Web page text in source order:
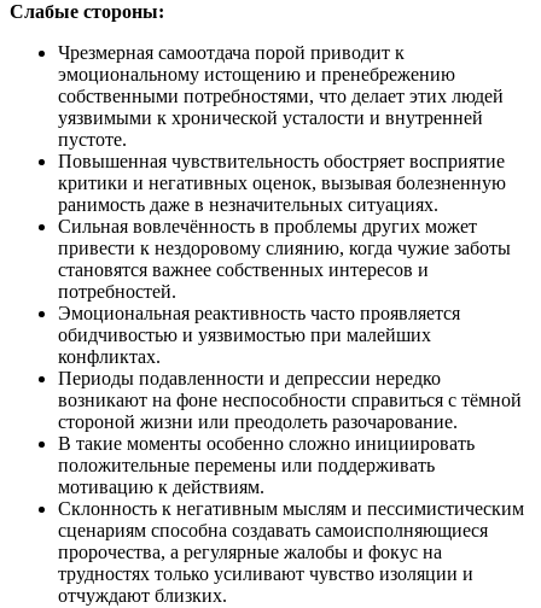
Слабые стороны:
Чрезмерная самоотдача порой приводит к
эмоциональному истощению и пренебрежению
собственными потребностями, что делает этих людей
уязвимыми к хронической усталости и внутренней
пустоте.
Повышенная чувствительность обостряет восприятие
критики и негативных оценок, вызывая болезненную
ранимость даже в незначительных ситуациях.
Сильная вовлечённость в проблемы других может
привести к нездоровому слиянию, когда чужие заботы
становятся важнее собственных интересов и
потребностей.
Эмоциональная реактивность часто проявляется
обидчивостью и уязвимостью при малейших
конфликтах.
Периоды подавленности и депрессии нередко
возникают на фоне неспособности справиться с тёмной
стороной жизни или преодолеть разочарование.
В такие моменты особенно сложно инициировать
положительные перемены или поддерживать
мотивацию к действиям.
Склонность к негативным мыслям и пессимистическим
сценариям способна создавать самоисполняющиеся
пророчества, а регулярные жалобы и фокус на
трудностях только усиливают чувство изоляции и
отчуждают близких.